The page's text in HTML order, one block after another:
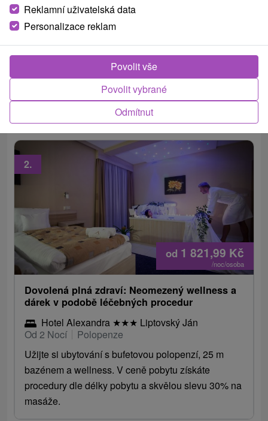
Relax Spa & Aquapark s termální vodou:
dokonalý odpočinek a zábava pro malé i velké
Moderní Lázně Turčianské Teplice
Polopenze
Pobyt s ubytováním, polopenzí a každodenním
vstupem do bazénového světa. V ceně máte léčivé
procedury dle výběru, volný přístup do...
od 1 821,99 Kč
/noc/osoba
2.
Dovolená plná zdraví: Neomezený wellness a
dárek v podobě léčebných procedur
Hotel Alexandra ★★★ Liptovský Ján
Od 2 Nocí
Polopenze
Užijte si ubytování s bufetovou polopenzí, 25 m
bazénem a wellness. V ceně pobytu získáte
procedury dle délky pobytu a skvělou slevu 30% na
masáže.
Reklamní uživatelská data
Personalizace reklam
Odmítnut
Povolit vybrané
Povolit vše